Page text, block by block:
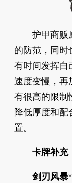
护甲商贩
的防范，同时
有时间发挥自
速度变慢，再
有很高的限制
降低厚度和配
置。
卡牌补充
剑刃风暴